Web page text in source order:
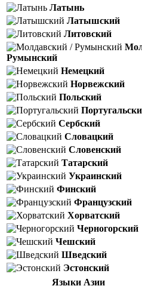
Латынь
Латышский
Литовский
Румынский
Немецкий
Норвежский
Польский
Сербский
Словацкий
Словенский
Татарский
Украинский
Финский
Французский
Хорватский
Черногорский
Чешский
Шведский
Эстонский
Языки Азии